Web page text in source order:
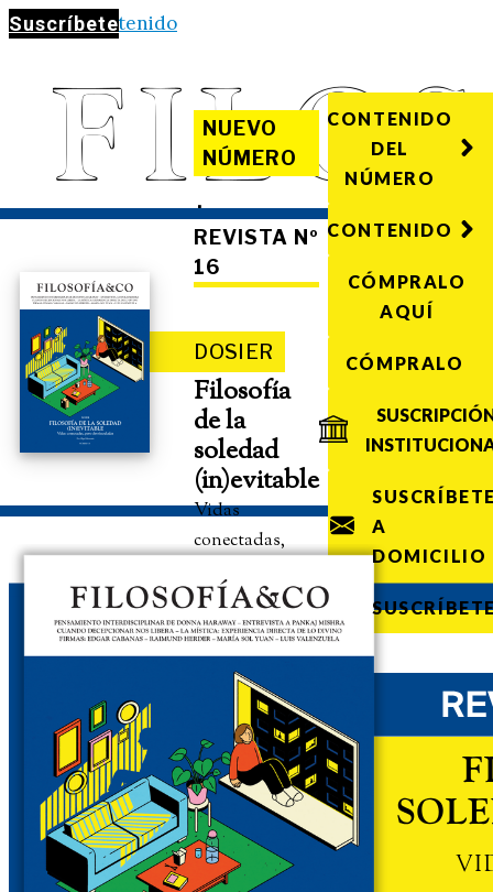
Suscríbete
Saltar al contenido
NUEVO
NÚMERO
·
REVISTA Nº
16
DOSIER
Filosofía
de la
soledad
(in)evitable
Vidas
conectadas,
desvinculadas
CONTENIDO
DEL
NÚMERO
CONTENIDO
CÓMPRALO
AQUÍ
CÓMPRALO
A
DOMICILIO